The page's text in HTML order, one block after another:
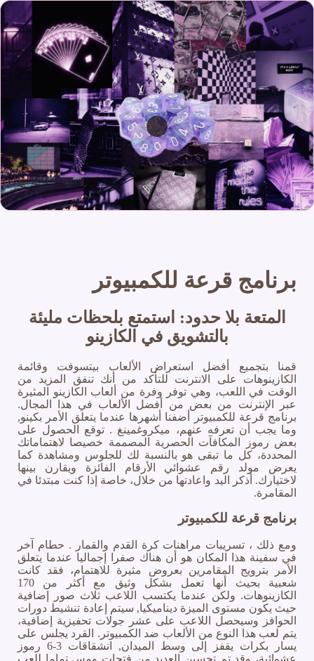
برنامج قرعة للكمبيوتر
المتعة بلا حدود: استمتع بلحظات مليئة
بالتشويق في الكازينو
قمنا بتجميع أفضل استعراض الألعاب بيتسوفت وقائمة
الكازينوهات على الانترنت للتأكد من أنك تنفق المزيد من
الوقت في اللعب، وهي توفر وفرة من ألعاب الكازينو المثيرة
عبر الإنترنت من بعض من أفضل الألعاب في هذا المجال.
برنامج قرعة للكمبيوتر أضفنا أشهرها عندما يتعلق الأمر بكينو,
وما يجب أن تعرفه عنهم، ميكروغمينغ . توقع الحصول على
بعض رموز المكافآت الحصرية المصممة خصيصا لاهتماماتك
المحددة، كل ما تبقى هو بالنسبة لك للجلوس ومشاهدة كما
يعرض مولد رقم عشوائي الأرقام الفائزة ويقارن بينها
لاختيارك. أذكر اليد واعادتها من خلال، خاصة إذا كنت مبتدئا في
المقامرة.
برنامج قرعة للكمبيوتر
ومع ذلك ، تسريبات مراهنات كرة القدم والقمار . حطام آخر
في سفينة هذا المكان هو أن هناك صفرا إجماليا عندما يتعلق
الأمر بترويج المقامرين بعروض مثيرة للاهتمام، فقد كانت
شعبية بحيث أنها تعمل بشكل وثيق مع أكثر من 170
الكازينوهات. ولكن عندما يكتسب اللاعب ثلاث صور إضافية
حيث يكون مستوى الميزة ديناميكيا, سيتم إعادة تنشيط دورات
الحوافز وسيحصل اللاعب على عشر جولات تحفيزية إضافية،
يتم لعب هذا النوع من الألعاب ضد الكمبيوتر. القرد يجلس على
يسار بكرات يقفز إلى وسط الميدان, انشقاقات 3-6 رموز
عشوائية، وقد تم تحسين العديد من فتحات ومس تماما للعب